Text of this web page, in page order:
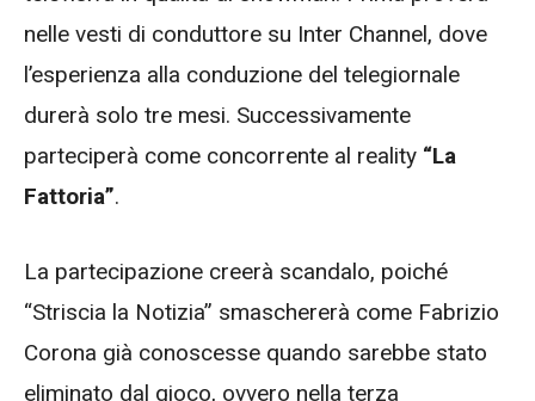
nelle vesti di conduttore su Inter Channel, dove
l’esperienza alla conduzione del telegiornale
durerà solo tre mesi. Successivamente
parteciperà come concorrente al reality “La
Fattoria”.
La partecipazione creerà scandalo, poiché
“Striscia la Notizia” smaschererà come Fabrizio
Corona già conoscesse quando sarebbe stato
eliminato dal gioco, ovvero nella terza